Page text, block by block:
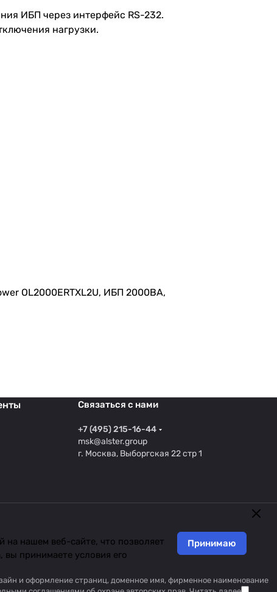
ИБП через интерфейс RS-232.
нагрузки.
OL2000ERTXL2U, ИБП 2000ВА,
Связаться с нами
+7 (495) 215-16-44
msk@alster.group
г. Москва, Выборгская 22 стр 1
и оформление страниц, доменное имя, фирменное наименование
нашем веб-сайте, что позволяет
принимаете условия его
Принимаю